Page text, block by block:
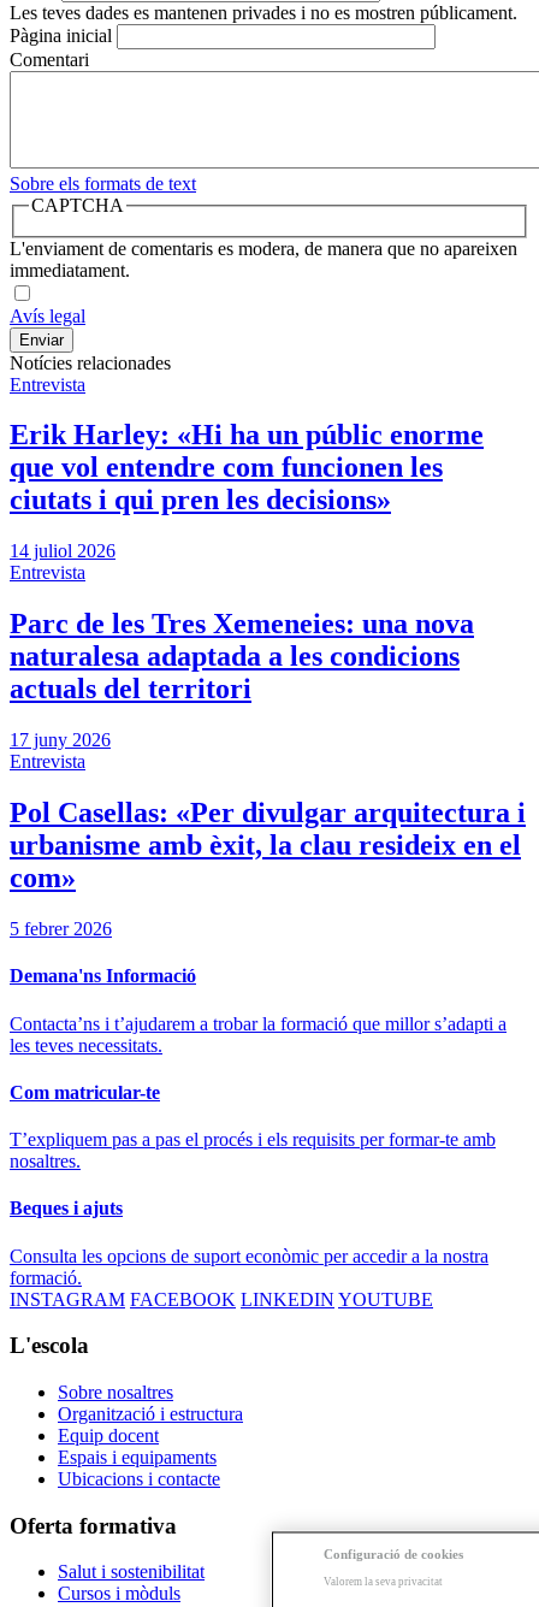
Les teves dades es mantenen privades i no es mostren públicament.
Pàgina inicial
Comentari
Sobre els formats de text
CAPTCHA
L'enviament de comentaris es modera, de manera que no apareixen
immediatament.
Avís legal
Notícies relacionades
Entrevista
Erik Harley: «Hi ha un públic enorme
que vol entendre com funcionen les
ciutats i qui pren les decisions»
14 juliol 2026
Entrevista
Parc de les Tres Xemeneies: una nova
naturalesa adaptada a les condicions
actuals del territori
17 juny 2026
Entrevista
Pol Casellas: «Per divulgar arquitectura i
urbanisme amb èxit, la clau resideix en el
com»
5 febrer 2026
Demana'ns Informació
Contacta’ns i t’ajudarem a trobar la formació que millor s’adapti a
les teves necessitats.
Com matricular-te
T’expliquem pas a pas el procés i els requisits per formar-te amb
nosaltres.
Beques i ajuts
Consulta les opcions de suport econòmic per accedir a la nostra
formació.
INSTAGRAM FACEBOOK LINKEDIN YOUTUBE
L'escola
Sobre nosaltres
Organització i estructura
Equip docent
Espais i equipaments
Ubicacions i contacte
Oferta formativa
Salut i sostenibilitat
Cursos i mòduls
Configuració de cookies
Valorem la seva privacitat